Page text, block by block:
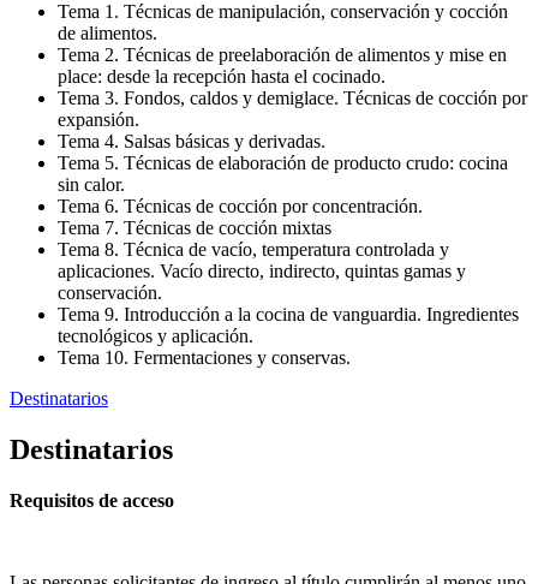
Tema 1. Técnicas de manipulación, conservación y cocción
de alimentos.
Tema 2. Técnicas de preelaboración de alimentos y mise en
place: desde la recepción hasta el cocinado.
Tema 3. Fondos, caldos y demiglace. Técnicas de cocción por
expansión.
Tema 4. Salsas básicas y derivadas.
Tema 5. Técnicas de elaboración de producto crudo: cocina
sin calor.
Tema 6. Técnicas de cocción por concentración.
Tema 7. Técnicas de cocción mixtas
Tema 8. Técnica de vacío, temperatura controlada y
aplicaciones. Vacío directo, indirecto, quintas gamas y
conservación.
Tema 9. Introducción a la cocina de vanguardia. Ingredientes
tecnológicos y aplicación.
Tema 10. Fermentaciones y conservas.
Destinatarios
Destinatarios
Requisitos de acceso